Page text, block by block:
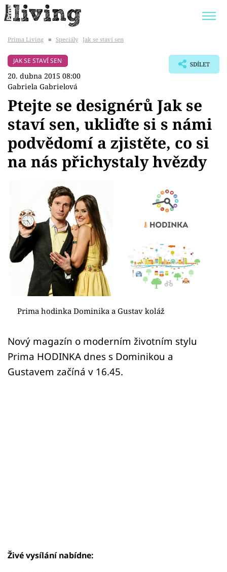
BYDLENÍ SLAVNÝCH
Témata
Bydlení
Design
Sledujte prima+
Přihlášení
Sledujte nás
Prima Living ■ Speciály Jak se staví sen
JAK SE STAVÍ SEN
20. dubna 2015 08:00
Gabriela Gabrielová
SDÍLET
Ptejte se designérů Jak se
staví sen, ukliďte si s námi
podvědomí a zjistěte, co si
na nás přichystaly hvězdy
Prima hodinka Dominika a Gustav koláž
Nový magazín o moderním životním stylu
Prima HODINKA dnes s Dominikou a
Gustavem začíná v 16.45.
Živé vysílání nabídne: